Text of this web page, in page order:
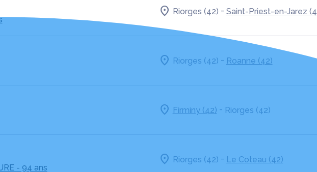
Riorges (42) - Saint-Priest-en-Jarez
Riorges (42) - Roanne (42)
Firminy (42) - Riorges (42)
- 94 ans
Riorges (42) - Le Coteau (42)